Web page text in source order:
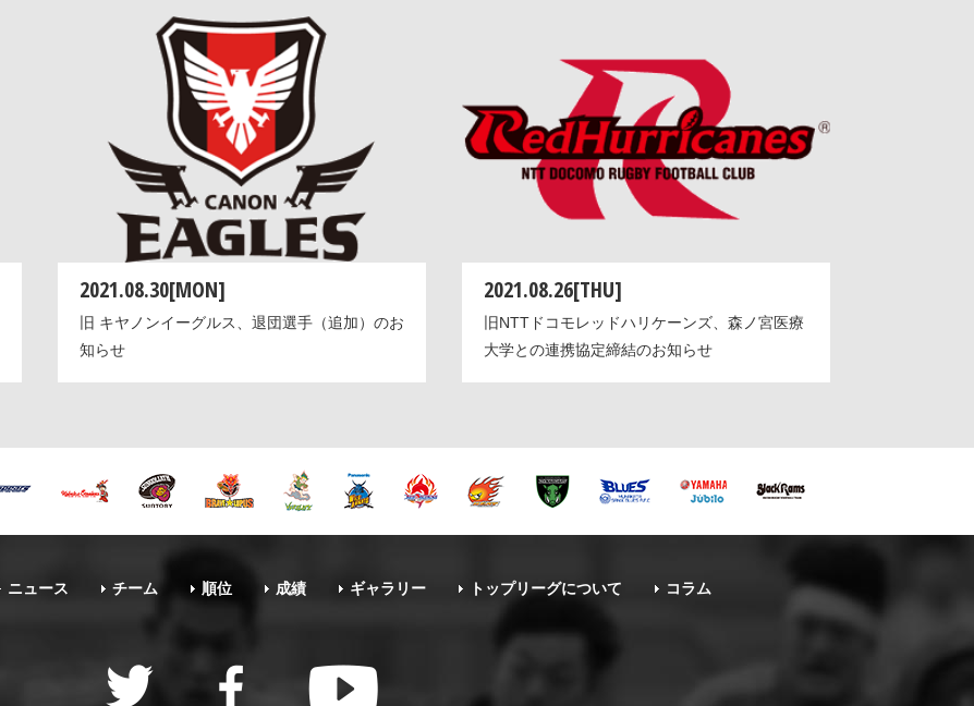
2021.08.30[MON]
旧 キヤノンイーグルス、退団選手（追加）のお
知らせ
2021.08.26[THU]
旧NTTドコモレッドハリケーンズ、森ノ宮医療
大学との連携協定締結のお知らせ
ニュース チーム 順位 成績 ギャラリー トップリーグについて コラム